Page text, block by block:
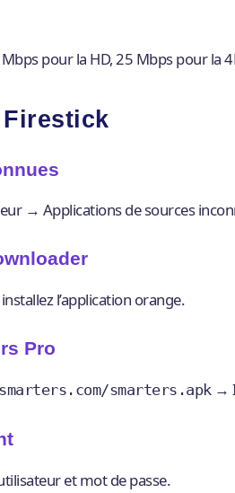
pour la HD, 25 Mbps pour la
→ Applications de sources
l’application orange.
Pro
smarters.apk→
et mot de passe.